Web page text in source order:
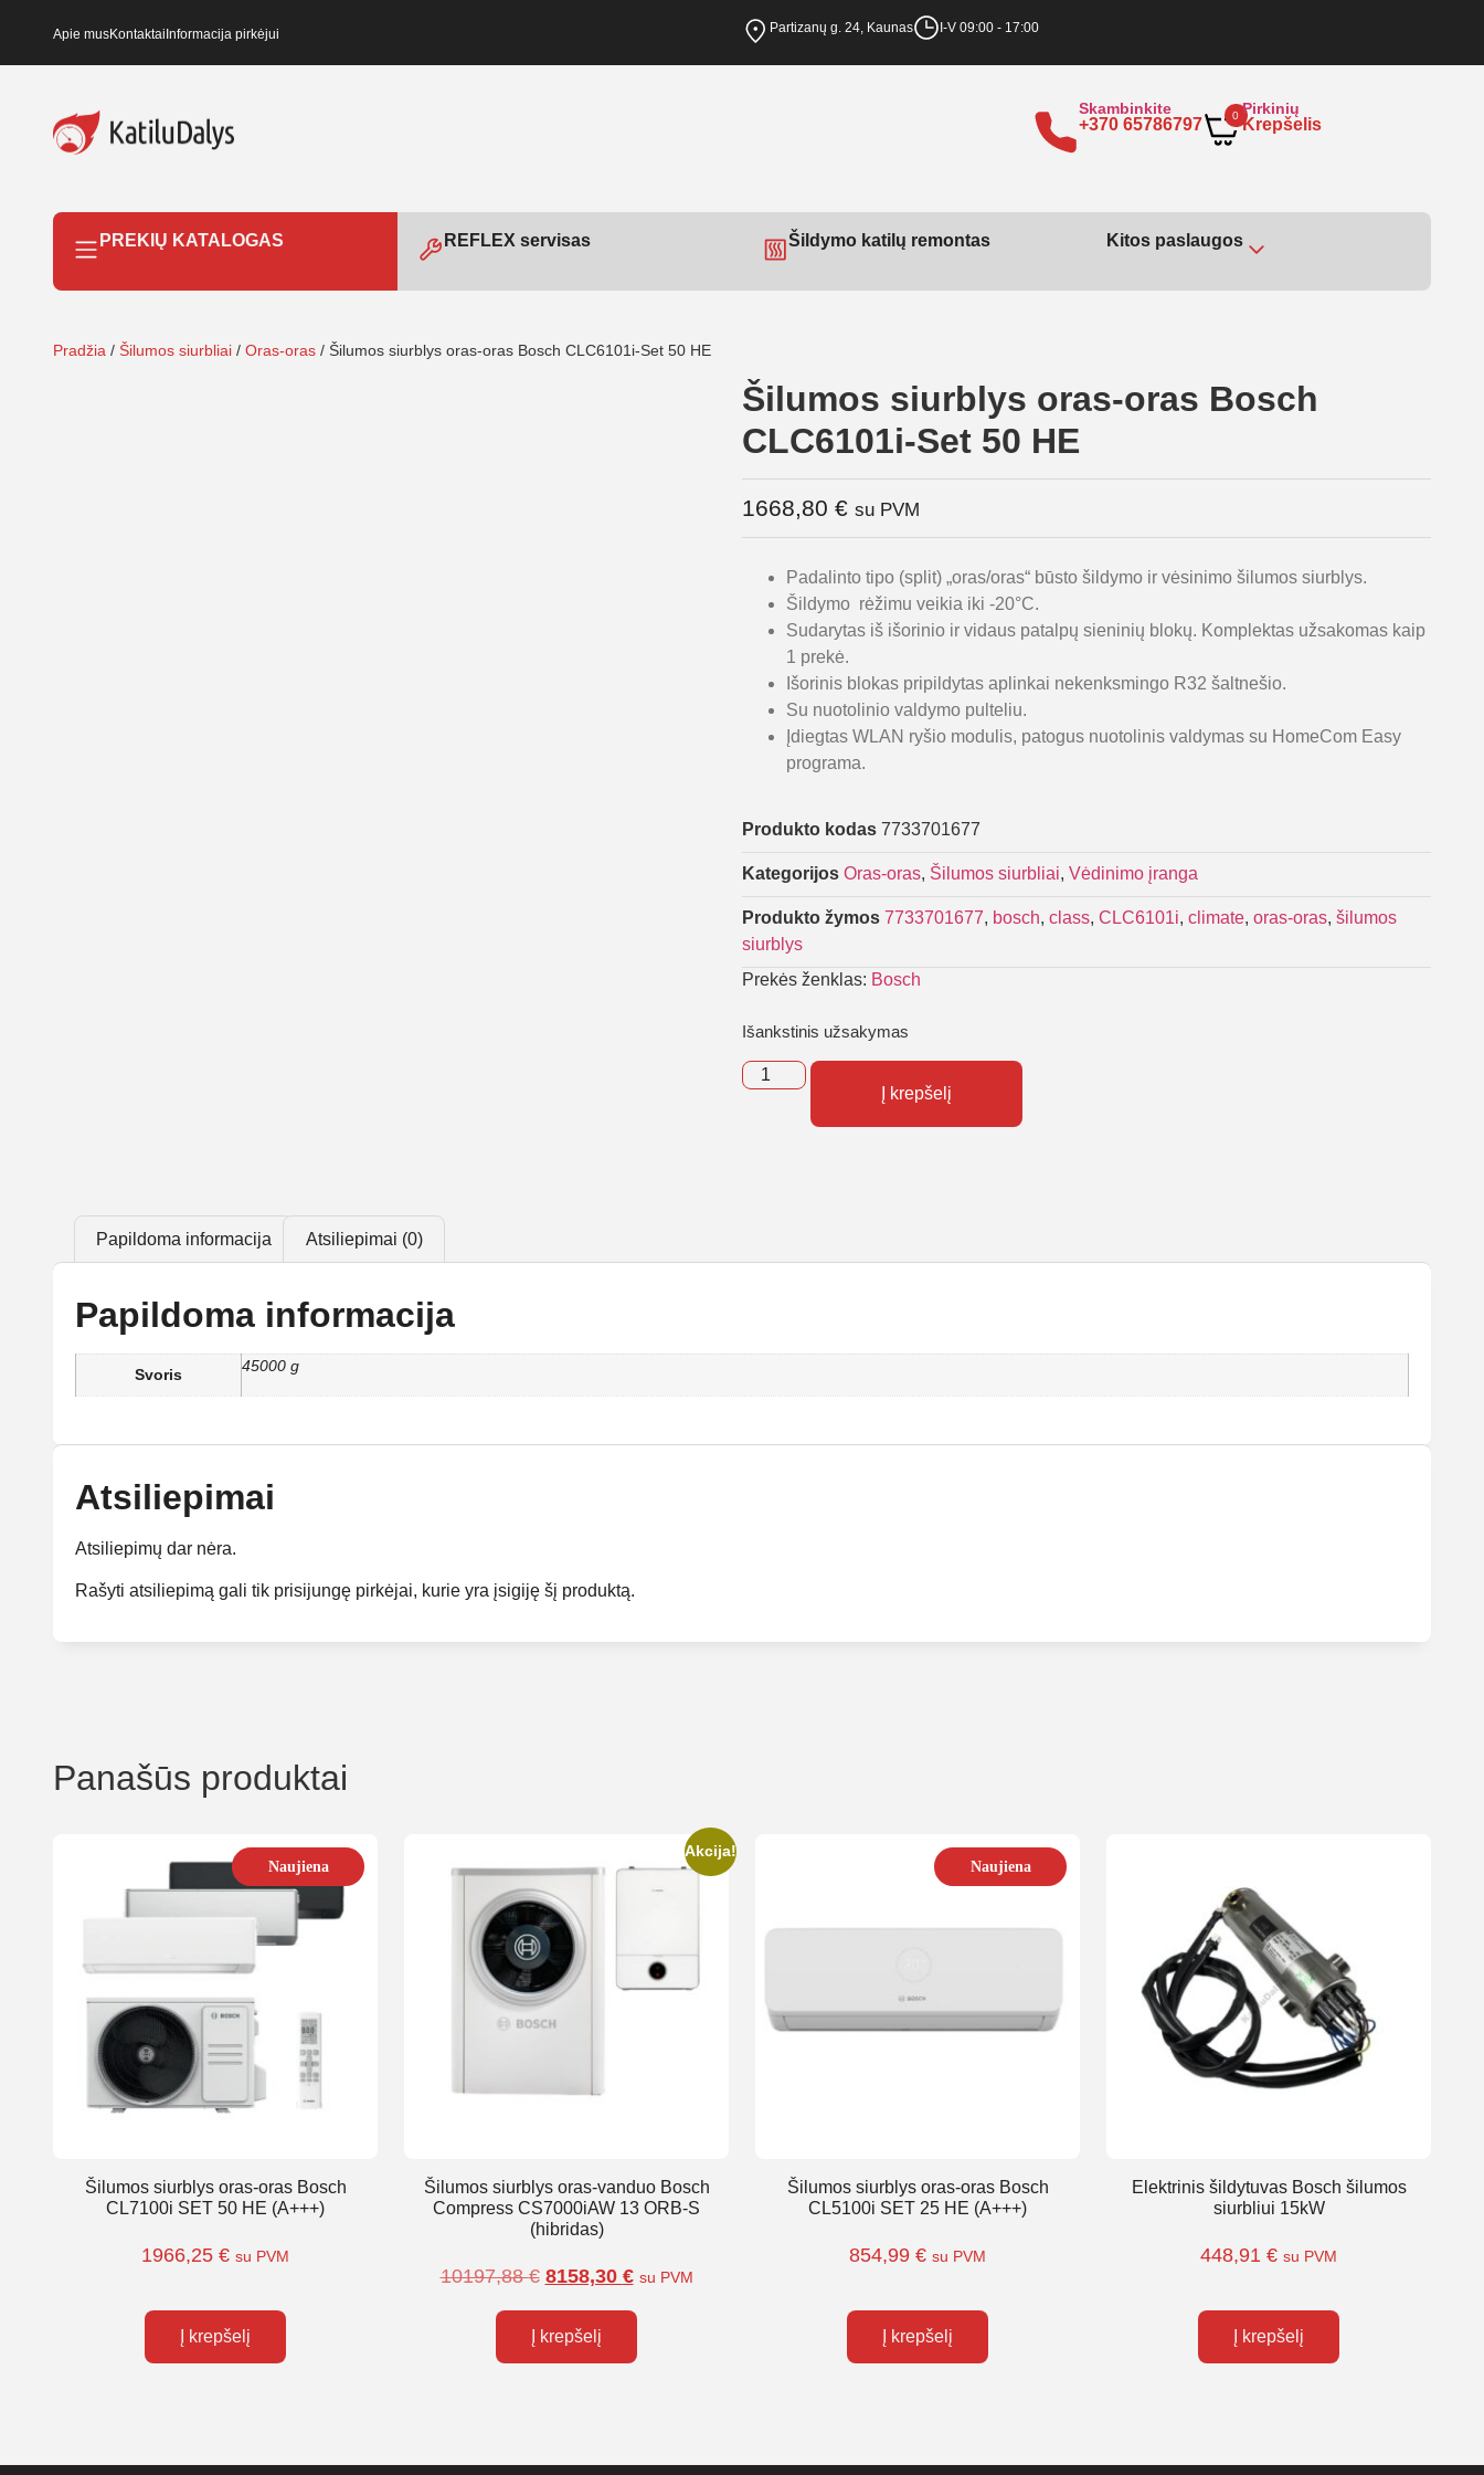
Apie musKontaktaiInformacija pirkėjui Partizanų g. 24, Kaunas I-V 09:00 - 17:00
Skambinkite
+370 65786797 0 Pirkinių
Krepšelis
PREKIŲ KATALOGAS REFLEX servisas Šildymo katilų remontas Kitos paslaugos
Pradžia / Šilumos siurbliai / Oras-oras / Šilumos siurblys oras-oras Bosch CLC6101i-Set 50 HE
Šilumos siurblys oras-oras Bosch
CLC6101i-Set 50 HE
1668,80 € su PVM
Padalinto tipo (split) „oras/oras“ būsto šildymo ir vėsinimo šilumos siurblys.
Šildymo rėžimu veikia iki -20°C.
Sudarytas iš išorinio ir vidaus patalpų sieninių blokų. Komplektas užsakomas kaip
1 prekė.
Išorinis blokas pripildytas aplinkai nekenksmingo R32 šaltnešio.
Su nuotolinio valdymo pulteliu.
Įdiegtas WLAN ryšio modulis, patogus nuotolinis valdymas su HomeCom Easy
programa.
Produkto kodas 7733701677
Kategorijos Oras-oras, Šilumos siurbliai, Vėdinimo įranga
Produkto žymos 7733701677, bosch, class, CLC6101i, climate, oras-oras, šilumos
siurblys
Prekės ženklas: Bosch
Išankstinis užsakymas
Į krepšelį
Papildoma informacija Atsiliepimai (0)
Papildoma informacija
Svoris 45000 g
Atsiliepimai
Atsiliepimų dar nėra.
Rašyti atsiliepimą gali tik prisijungę pirkėjai, kurie yra įsigiję šį produktą.
Panašūs produktai
Naujiena
Šilumos siurblys oras-oras Bosch
CL7100i SET 50 HE (A+++)
1966,25 € su PVM
Į krepšelį
Akcija!
Šilumos siurblys oras-vanduo Bosch
Compress CS7000iAW 13 ORB-S
(hibridas)
10197,88€ 8158,30 € su PVM
Į krepšelį
Naujiena
Šilumos siurblys oras-oras Bosch
CL5100i SET 25 HE (A+++)
854,99 € su PVM
Į krepšelį
Elektrinis šildytuvas Bosch šilumos
siurbliui 15kW
448,91 € su PVM
Į krepšelį